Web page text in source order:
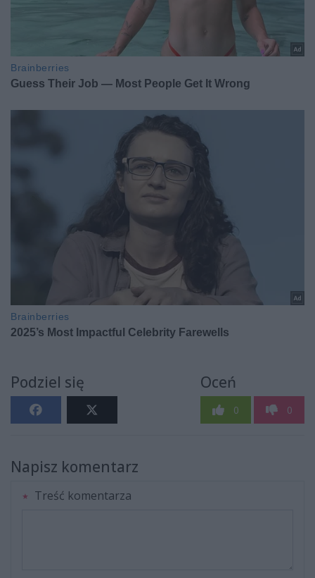
Podziel się Oceń
0 0
Napisz komentarz
Treść komentarza